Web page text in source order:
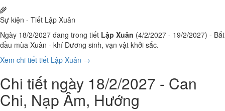
🌾
Sự kiện - Tiết Lập Xuân
Ngày 18/2/2027 đang trong tiết Lập Xuân (4/2/2027 - 19/2/2027) - Bắt
đầu mùa Xuân - khí Dương sinh, vạn vật khởi sắc.
Xem chi tiết tiết Lập Xuân →
Chi tiết ngày 18/2/2027 - Can
Chi, Nạp Âm, Hướng